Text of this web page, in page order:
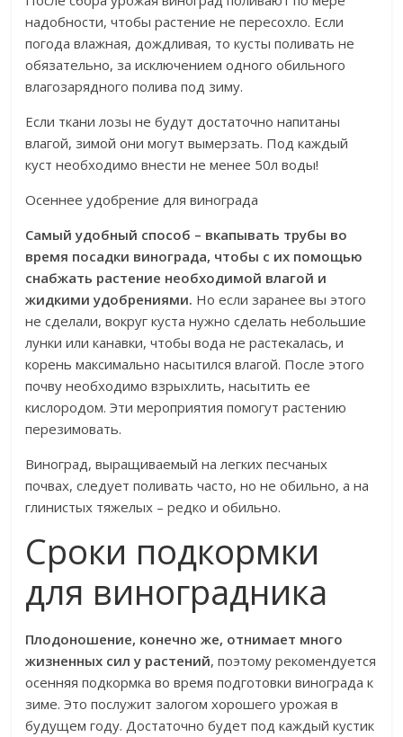
надобности, чтобы растение не пересохло. Если
погода влажная, дождливая, то кусты поливать не
обязательно, за исключением одного обильного
влагозарядного полива под зиму.
Если ткани лозы не будут достаточно напитаны
влагой, зимой они могут вымерзать. Под каждый
куст необходимо внести не менее 50л воды!
Осеннее удобрение для винограда
Самый удобный способ – вкапывать трубы во
время посадки винограда, чтобы с их помощью
снабжать растение необходимой влагой и
жидкими удобрениями. Но если заранее вы этого
не сделали, вокруг куста нужно сделать небольшие
лунки или канавки, чтобы вода не растекалась, и
корень максимально насытился влагой. После этого
почву необходимо взрыхлить, насытить ее
кислородом. Эти мероприятия помогут растению
перезимовать.
Виноград, выращиваемый на легких песчаных
почвах, следует поливать часто, но не обильно, а на
глинистых тяжелых – редко и обильно.
Сроки подкормки
для виноградника
Плодоношение, конечно же, отнимает много
жизненных сил у растений, поэтому рекомендуется
осенняя подкормка во время подготовки винограда к
зиме. Это послужит залогом хорошего урожая в
будущем году. Достаточно будет под каждый кустик